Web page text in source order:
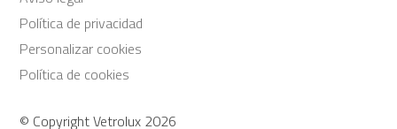
Política de privacidad
Personalizar cookies
Política de cookies
© Copyright Vetrolux 2026